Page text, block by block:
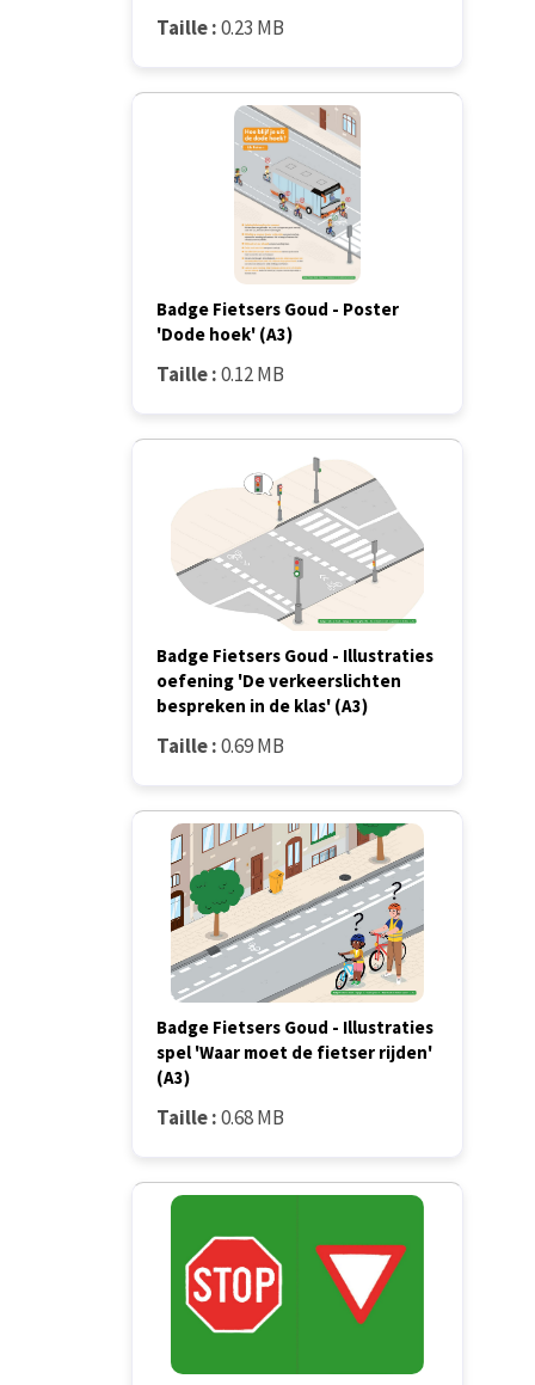
Taille :0.23 MB
Badge Fietsers Goud - Poster
'Dode hoek' (A3)
Taille :0.12 MB
Badge Fietsers Goud - Illustraties
oefening 'De verkeerslichten
bespreken in de klas' (A3)
Taille :0.69 MB
Badge Fietsers Goud - Illustraties
spel 'Waar moet de fietser rijden'
(A3)
Taille :0.68 MB